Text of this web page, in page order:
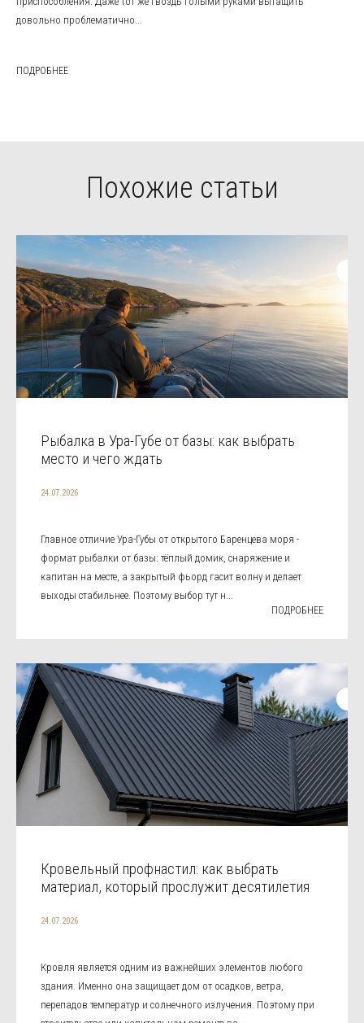
довольно проблематично...
ПОДРОБНЕЕ
Похожие статьи
Рыбалка в Ура-Губе от базы: как выбрать
место и чего ждать
24.07.2026
Главное отличие Ура-Губы от открытого Баренцева моря -
формат рыбалки от базы: тёплый домик, снаряжение и
капитан на месте, а закрытый фьорд гасит волну и делает
выходы стабильнее. Поэтому выбор тут н...
ПОДРОБНЕЕ
Кровельный профнастил: как выбрать
материал, который прослужит десятилетия
24.07.2026
Кровля является одним из важнейших элементов любого
здания. Именно она защищает дом от осадков, ветра,
перепадов температур и солнечного излучения. Поэтому при